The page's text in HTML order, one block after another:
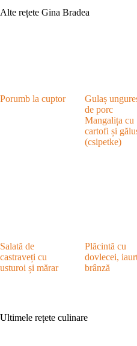
Alte rețete Gina Bradea
Porumb la cuptor
Gulaș
de porc
Mangalița cu
cartofi și
(csipetke)
Salată de
castraveți cu
usturoi și mărar
Plăcintă cu
dovlecei,
brânză
Ultimele rețete culinare